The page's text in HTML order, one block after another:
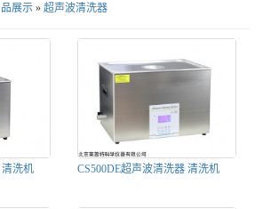
展示 » 超声波清洗器
清洗机 CS500DE超声波清洗器 清洗机